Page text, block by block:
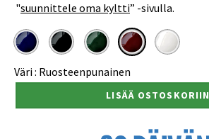
"suunnittele oma kyltti” -sivulla.
Väri : Ruosteenpunainen
LISÄÄ OSTOSKORIIN